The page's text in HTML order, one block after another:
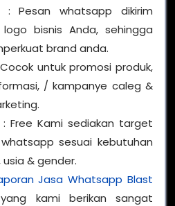
: Pesan whatsapp dikirim
bisnis Anda, sehingga
brand anda.
untuk promosi produk,
/ kampanye caleg &
Free Kami sediakan target
sesuai kebutuhan
& gender.
Jasa Whatsapp Blast
kami berikan sangat